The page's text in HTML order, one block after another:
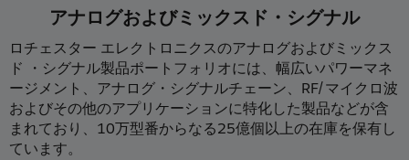
アナログおよびミックスド・シグナル
ロチェスター エレクトロニクスのアナログおよびミックス
ド ・シグナル製品ポートフォリオには、幅広いパワーマネ
ージメント、アナログ・シグナルチェーン、RF/マイクロ波
およびその他のアプリケーションに特化した製品などが含
まれており、10万型番からなる25億個以上の在庫を保有し
ています。